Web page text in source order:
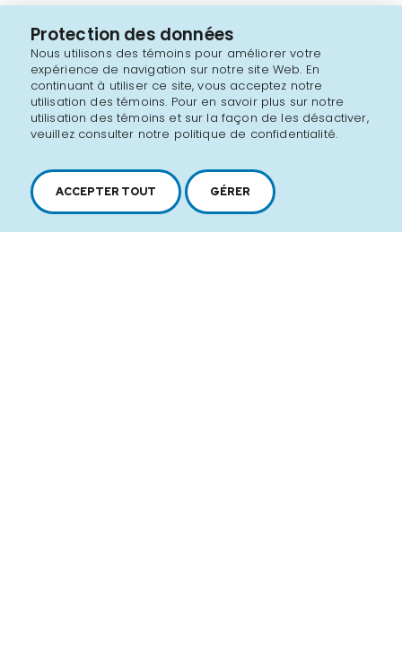
Protection des données
Nous utilisons des témoins pour améliorer votre
expérience de navigation sur notre site Web. En
continuant à utiliser ce site, vous acceptez notre
utilisation des témoins. Pour en savoir plus sur notre
utilisation des témoins et sur la façon de les désactiver,
veuillez consulter notre politique de confidentialité.
ACCEPTER TOUT GÉRER